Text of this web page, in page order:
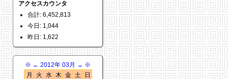
アクセスカウンタ
合計: 6,452,813
今日: 1,044
昨日: 1,622
※ ← 2012年 03月 → ※
月
火 水 木 金 土
日